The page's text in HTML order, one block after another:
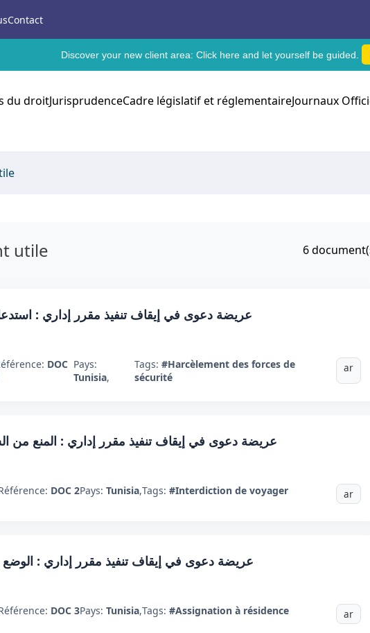
Contact
Discover your new client area: Click here and let yourself be guided.
du droitJurisprudenceCadre législatif et réglementaireJournaux
utile 6
عريضة دعوى في إيقاف تنفيذ مقرر إداري :
DOC Pays:
Tunisia,
Tags: #Harcèlement des forces de
sécurité
ar
عريضة دعوى في إيقاف تنفيذ مقرر إداري : المنع من
DOC 2Pays: Tunisia,Tags: #Interdiction de voyager ar
عريضة دعوى في إيقاف تنفيذ مقرر إداري : الوضع
DOC 3Pays: Tunisia,Tags: #Assignation à résidence ar